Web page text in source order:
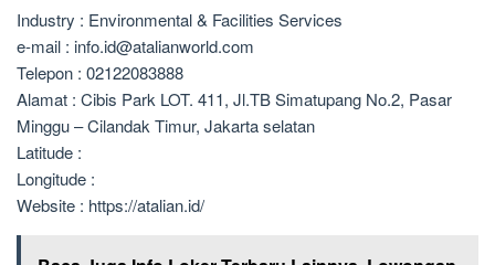
Industry : Environmental & Facilities Services
e-mail : info.id@atalianworld.com
Telepon : 02122083888
Alamat : Cibis Park LOT. 411, Jl.TB Simatupang No.2, Pasar
Minggu – Cilandak Timur, Jakarta selatan
Latitude :
Longitude :
Website : https://atalian.id/